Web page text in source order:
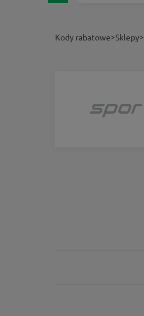
Kody rabatowe>Sklepy>